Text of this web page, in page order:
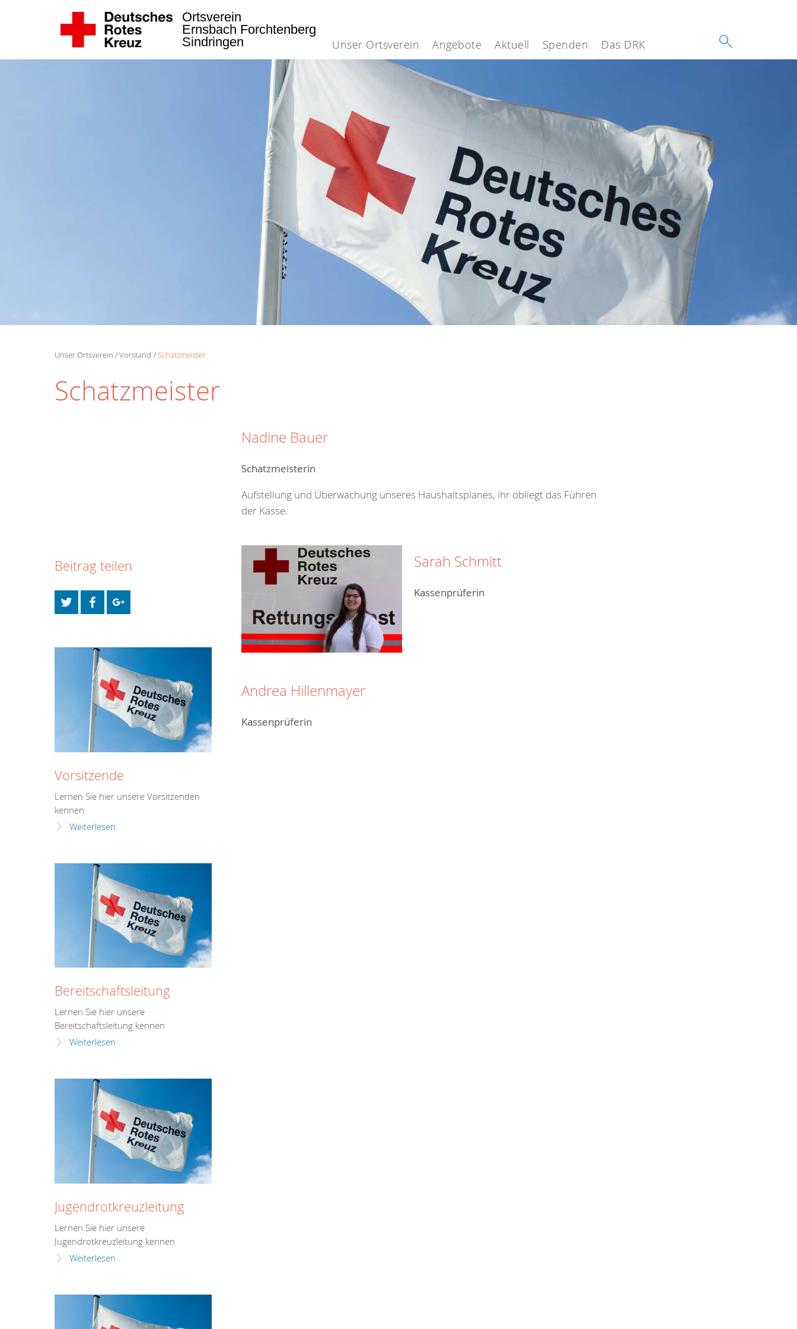
Unser Ortsverein Angebote Aktuell Spenden Das DRK
Ortsverein
Ernsbach Forchtenberg
Sindringen
Unser Ortsverein Vorstand Schatzmeister
Schatzmeister
Nadine Bauer
Schatzmeisterin
Aufstellung und Überwachung unseres Haushaltsplanes, ihr obliegt das Führen
der Kasse.
Sarah Schmitt
Kassenprüferin
Andrea Hillenmayer
Kassenprüferin
Beitrag teilen
Vorsitzende
Lernen Sie hier unsere Vorsitzenden
kennen
Weiterlesen
Bereitschaftsleitung
Lernen Sie hier unsere
Bereitschaftsleitung kennen
Weiterlesen
Jugendrotkreuzleitung
Lernen Sie hier unsere
Jugendrotkreuzleitung kennen
Weiterlesen